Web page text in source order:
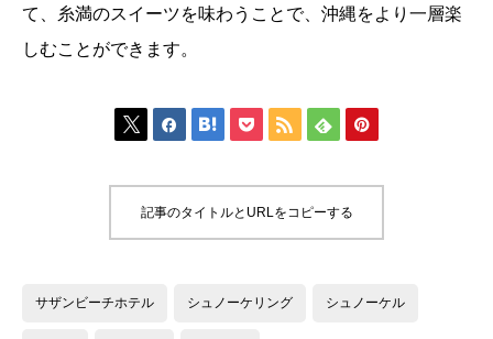
て、糸満のスイーツを味わうことで、沖縄をより一層楽
しむことができます。
      
記事のタイトルとURLをコピーする
サザンビーチホテル シュノーケリング シュノーケル